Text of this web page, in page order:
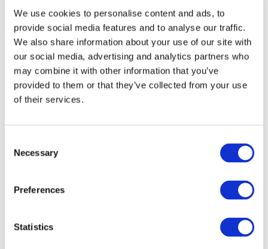
We use cookies to personalise content and ads, to
provide social media features and to analyse our traffic.
We also share information about your use of our site with
our social media, advertising and analytics partners who
may combine it with other information that you’ve
provided to them or that they’ve collected from your use
of their services.
Selection
Necessary
Preferences
Statistics
Összes